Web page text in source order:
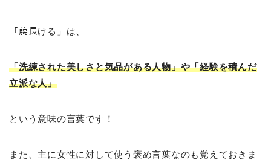
「﨟長ける」は、
「洗練された美しさと気品がある人物」や「経験を積んだ
立派な人」
という意味の言葉です！
また、主に女性に対して使う褒め言葉なのも覚えておきま